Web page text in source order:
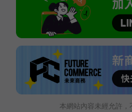
本網站內容未經允許，